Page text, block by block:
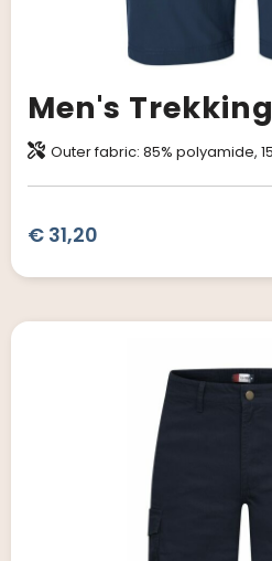
Men's
Outer fabric: 85% polyamide,
€ 31,20